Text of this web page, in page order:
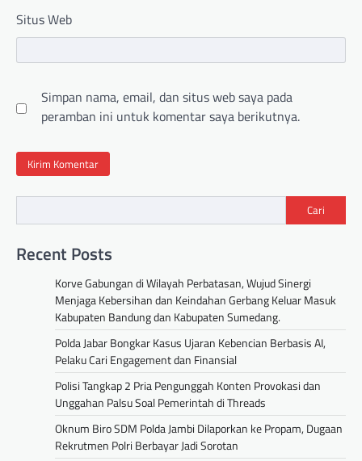
Situs Web
Simpan nama, email, dan situs web saya pada
peramban ini untuk komentar saya berikutnya.
Cari
Recent Posts
Korve Gabungan di Wilayah Perbatasan, Wujud Sinergi
Menjaga Kebersihan dan Keindahan Gerbang Keluar Masuk
Kabupaten Bandung dan Kabupaten Sumedang.
Polda Jabar Bongkar Kasus Ujaran Kebencian Berbasis AI,
Pelaku Cari Engagement dan Finansial
Polisi Tangkap 2 Pria Pengunggah Konten Provokasi dan
Unggahan Palsu Soal Pemerintah di Threads
Oknum Biro SDM Polda Jambi Dilaporkan ke Propam, Dugaan
Rekrutmen Polri Berbayar Jadi Sorotan